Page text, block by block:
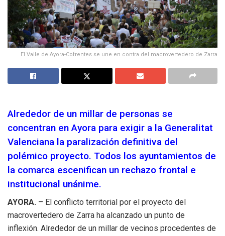
El Valle de Ayora-Cofrentes se une en contra del macrovertedero de Zarra
Alrededor de un millar de personas se
concentran en Ayora para exigir a la Generalitat
Valenciana la paralización definitiva del
polémico proyecto. Todos los ayuntamientos de
la comarca escenifican un rechazo frontal e
institucional unánime.
AYORA. – El conflicto territorial por el proyecto del
macrovertedero de Zarra ha alcanzado un punto de
inflexión. Alrededor de un millar de vecinos procedentes de